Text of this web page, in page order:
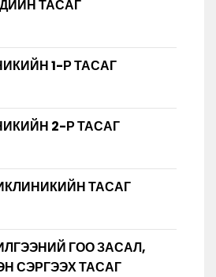
ТАСАГ
1-Р ТАСАГ
2-Р ТАСАГ
ТАСАГ
ГОО ЗАСАЛ,
СЭРГЭЭХ ТАСАГ